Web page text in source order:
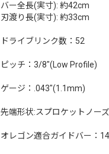
バー全長(実寸): 約42cm
刃渡り長(実寸): 約33cm
ドライブリンク数：52
ピッチ：3/8"(Low Profile)
ゲージ：.043"(1.1mm)
先端形状:スプロケットノー
オレゴン適合ガイドバー：